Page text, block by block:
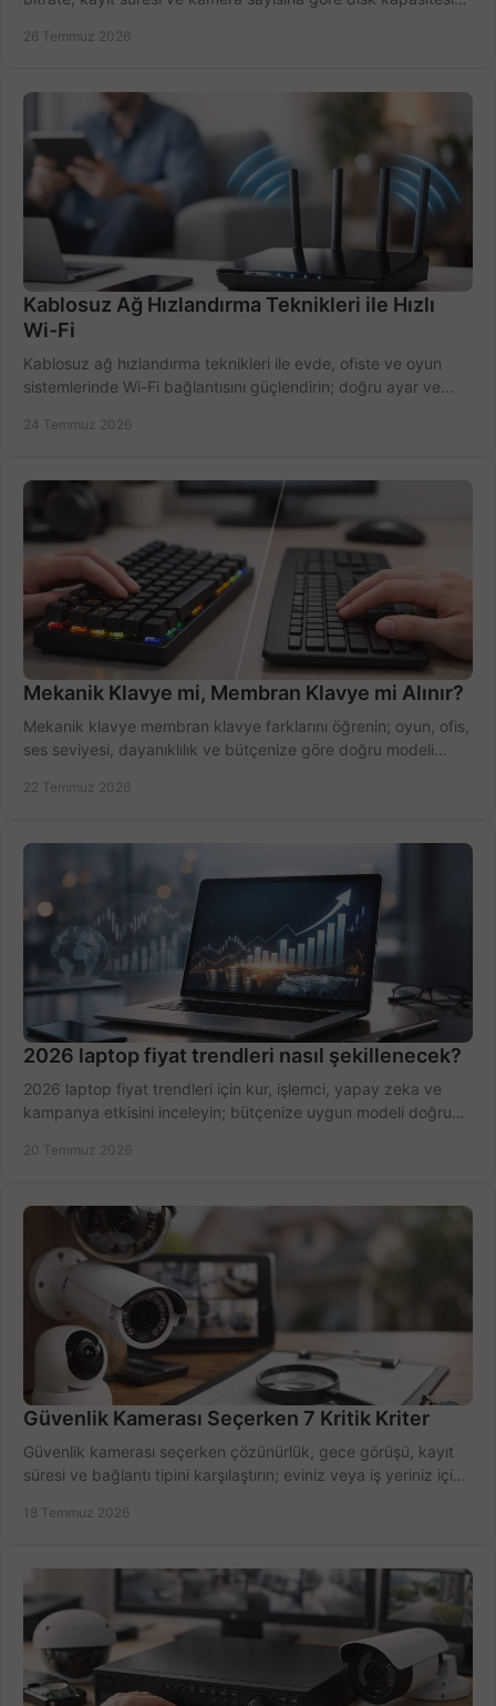
26 Temmuz 2026
Kablosuz Ağ Hızlandırma Teknikleri ile Hızlı
Wi-Fi
Kablosuz ağ hızlandırma teknikleri ile evde, ofiste ve oyun
sistemlerinde Wi-Fi bağlantısını güçlendirin; doğru ayar ve
24 Temmuz 2026
Mekanik Klavye mi, Membran Klavye mi Alınır?
Mekanik klavye membran klavye farklarını öğrenin; oyun, ofis,
ses seviyesi, dayanıklılık ve bütçenize göre doğru modeli
22 Temmuz 2026
2026 laptop fiyat trendleri nasıl şekillenecek?
2026 laptop fiyat trendleri için kur, işlemci, yapay zeka ve
kampanya etkisini inceleyin; bütçenize uygun modeli doğru
20 Temmuz 2026
Güvenlik Kamerası Seçerken 7 Kritik Kriter
Güvenlik kamerası seçerken çözünürlük, gece görüşü, kayıt
süresi ve bağlantı tipini karşılaştırın; eviniz veya iş yeriniz için
18 Temmuz 2026